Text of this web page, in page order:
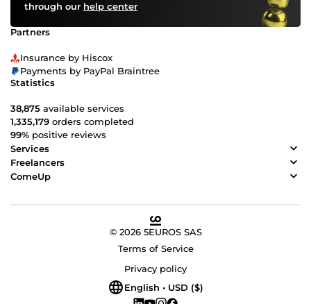
through our help center
Partners
Insurance by Hiscox
Payments by PayPal Braintree
Statistics
38,875 available services
1,335,179 orders completed
99% positive reviews
Services
Freelancers
ComeUp
© 2026 5EUROS SAS
Terms of Service
Privacy policy
English • USD ($)